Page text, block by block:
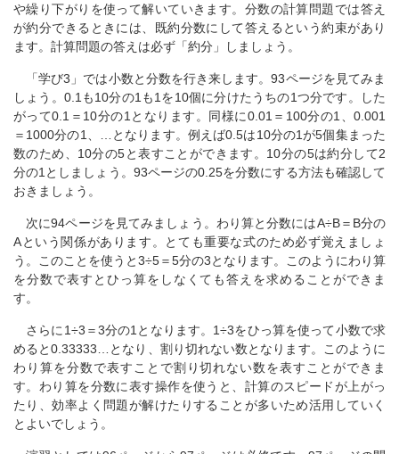
や繰り下がりを使って解いていきます。分数の計算問題では答え
が約分できるときには、既約分数にして答えるという約束があり
ます。計算問題の答えは必ず「約分」しましょう。
「学び3」では小数と分数を行き来します。93ページを見てみま
しょう。0.1も10分の1も1を10個に分けたうちの1つ分です。した
がって0.1＝10分の1となります。同様に0.01＝100分の1、0.001
＝1000分の1、…となります。例えば0.5は10分の1が5個集まった
数のため、10分の5と表すことができます。10分の5は約分して2
分の1としましょう。93ページの0.25を分数にする方法も確認して
おきましょう。
次に94ページを見てみましょう。わり算と分数にはA÷B＝B分の
Aという関係があります。とても重要な式のため必ず覚えましょ
う。このことを使うと3÷5＝5分の3となります。このようにわり算
を分数で表すとひっ算をしなくても答えを求めることができま
す。
さらに1÷3＝3分の1となります。1÷3をひっ算を使って小数で求
めると0.33333…となり、割り切れない数となります。このように
わり算を分数で表すことで割り切れない数を表すことができま
す。わり算を分数に表す操作を使うと、計算のスピードが上がっ
たり、効率よく問題が解けたりすることが多いため活用していく
とよいでしょう。